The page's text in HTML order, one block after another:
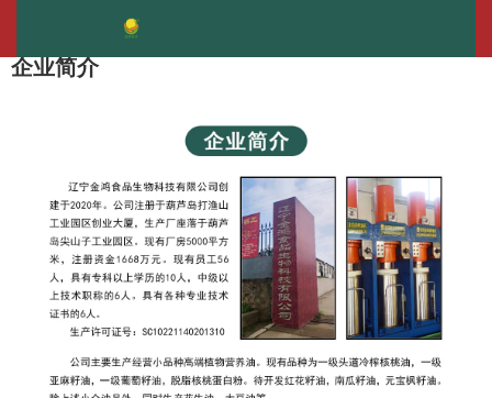
产品中心
首页- 企业简介 企业简介 企业简介
企业简介